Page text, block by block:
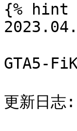
{% hint
GTA5-
更新日志: